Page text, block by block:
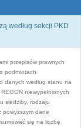
według sekcji PKD
przepisów prawnych
podmiotach
danych według stanu na
niewypełnionych
siedziby, rodzaju
powyższym dane
się na liczbę